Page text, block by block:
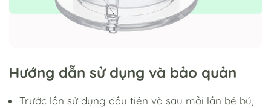
Hướng dẫn sử dụng và bảo quản
Trước lần sử dụng đầu tiên và sau mỗi lần bé bú,